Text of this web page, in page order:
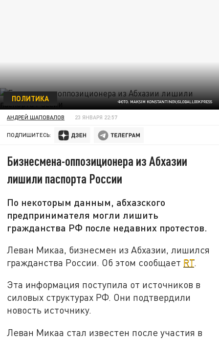
ФОТО: MAKSIM KONSTANTINOV/GLOBALLOOKPRESS
ПОЛИТИКА
АНДРЕЙ ШАПОВАЛОВ 23 ЯНВАРЯ 22:57
ПОДПИШИТЕСЬ:
Бизнесмена-оппозиционера из Абхазии
лишили паспорта России
По некоторым данным, абхазского
предпринимателя могли лишить
гражданства РФ после недавних протестов.
Леван Микаа, бизнесмен из Абхазии, лишился
гражданства России. Об этом сообщает RT.
Эта информация поступила от источников в
силовых структурах РФ. Они подтвердили
новость источнику.
Леван Микаа стал известен после участия в